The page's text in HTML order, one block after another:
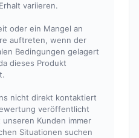
variieren.
oder ein Mangel an
auftreten, wenn der
Bedingungen gelagert
dieses Produkt
nicht direkt kontaktiert
veröffentlicht
Kunden immer
Situationen suchen